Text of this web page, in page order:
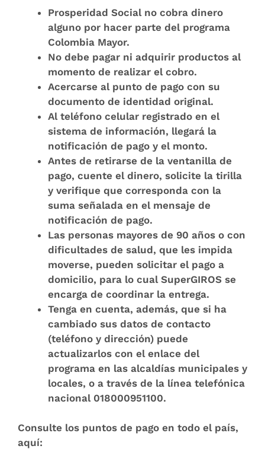
Prosperidad Social no cobra dinero
alguno por hacer parte del programa
Colombia Mayor.
No debe pagar ni adquirir productos al
momento de realizar el cobro.
Acercarse al punto de pago con su
documento de identidad original.
Al teléfono celular registrado en el
sistema de información, llegará la
notificación de pago y el monto.
Antes de retirarse de la ventanilla de
pago, cuente el dinero, solicite la tirilla
y verifique que corresponda con la
suma señalada en el mensaje de
notificación de pago.
Las personas mayores de 90 años o con
dificultades de salud, que les impida
moverse, pueden solicitar el pago a
domicilio, para lo cual SuperGIROS se
encarga de coordinar la entrega.
Tenga en cuenta, además, que si ha
cambiado sus datos de contacto
(teléfono y dirección) puede
actualizarlos con el enlace del
programa en las alcaldías municipales y
locales, o a través de la línea telefónica
nacional 018000951100.
Consulte los puntos de pago en todo el país,
aquí: